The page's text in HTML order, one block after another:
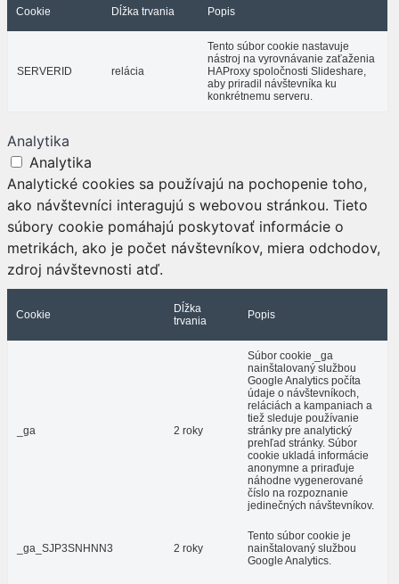
Cookie Dĺžka trvania Popis
SERVERID relácia
Tento súbor cookie nastavuje
nástroj na vyrovnávanie zaťaženia
HAProxy spoločnosti Slideshare,
aby priradil návštevníka ku
konkrétnemu serveru.
Analytika
Analytika
Analytické cookies sa používajú na pochopenie toho,
ako návštevníci interagujú s webovou stránkou. Tieto
súbory cookie pomáhajú poskytovať informácie o
metrikách, ako je počet návštevníkov, miera odchodov,
zdroj návštevnosti atď.
Cookie
Dĺžka
trvania
Popis
_ga 2 roky
Súbor cookie _ga
nainštalovaný službou
Google Analytics počíta
údaje o návštevníkoch,
reláciách a kampaniach a
tiež sleduje používanie
stránky pre analytický
prehľad stránky. Súbor
cookie ukladá informácie
anonymne a priraďuje
náhodne vygenerované
číslo na rozpoznanie
jedinečných návštevníkov.
_ga_SJP3SNHNN3 2 roky
Tento súbor cookie je
nainštalovaný službou
Google Analytics.